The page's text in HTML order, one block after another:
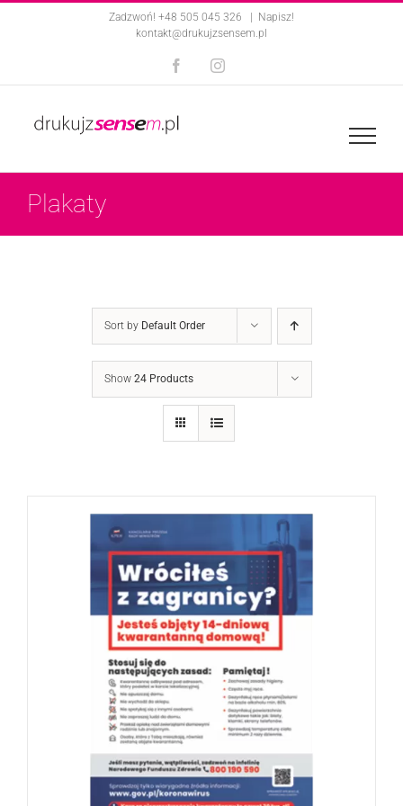
Zadzwoń! +48 505 045 326
Napisz!
kontakt@drukujzsensem.pl
FacebookInstagram
Plakaty
Sort by Default Order
Show 24 Products